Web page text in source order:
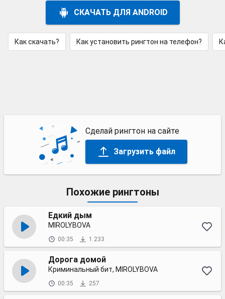
СКАЧАТЬ ДЛЯ ANDROID
Как скачать? Как установить рингтон на телефон?
Сделай рингтон на сайте
Загрузить файл
Похожие рингтоны
Едкий дым
MIROLYBOVA
00:35 1 233
Дорога домой
Криминальный бит, MIROLYBOVA
00:35 257